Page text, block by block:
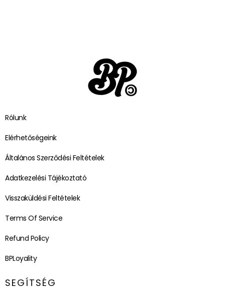
Rólunk
Elérhetőségeink
Általános Szerződési Feltételek
Adatkezelési Tájékoztató
Visszaküldési Feltételek
Terms Of Service
Refund Policy
BPLoyality
SEGÍTSÉG